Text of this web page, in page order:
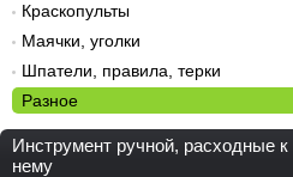
Краскопульты
Маячки, уголки
Шпатели, правила, терки
Разное
Инструмент ручной, расходные к
нему